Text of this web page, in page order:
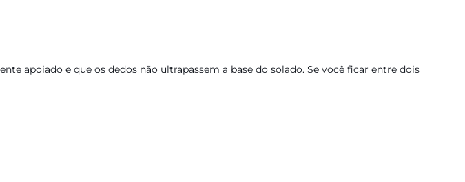
apoiado e que os dedos não ultrapassem a base do solado. Se você ficar entre dois